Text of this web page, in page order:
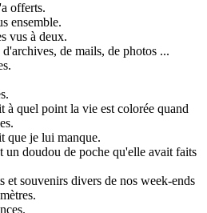
offerts.
ensemble.
vus à deux.
de mails, de photos ...
à quel point la vie est colorée quand
que je lui manque.
un doudou de poche qu'elle avait faits
et souvenirs divers de nos week-ends